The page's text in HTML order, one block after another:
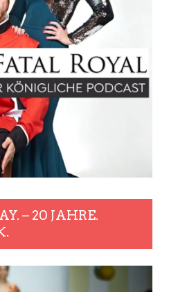
– 20 JAHRE.